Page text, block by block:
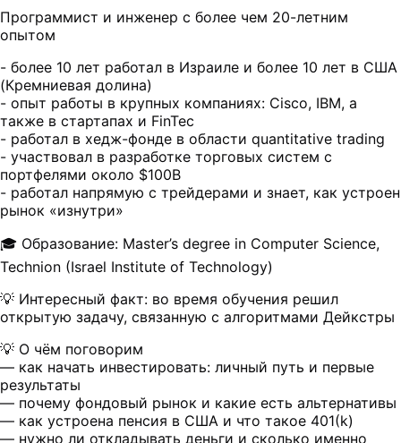
Программист и инженер с более чем 20-летним
опытом
- более 10 лет работал в Израиле и более 10 лет в США
(Кремниевая долина)
- опыт работы в крупных компаниях: Cisco, IBM, а
также в стартапах и FinTec
- работал в хедж-фонде в области quantitative trading
- участвовал в разработке торговых систем с
портфелями около $100B
- работал напрямую с трейдерами и знает, как устроен
рынок «изнутри»
🎓 Образование: Master’s degree in Computer Science,
Technion (Israel Institute of Technology)
💡 Интересный факт: во время обучения решил
открытую задачу, связанную с алгоритмами Дейкстры
💡 О чём поговорим
— как начать инвестировать: личный путь и первые
результаты
— почему фондовый рынок и какие есть альтернативы
— как устроена пенсия в США и что такое 401(k)
— нужно ли откладывать деньги и сколько именно